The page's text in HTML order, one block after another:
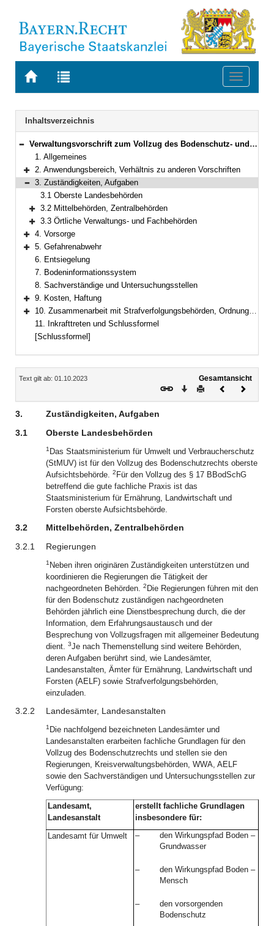
Zur
BAYERN.RECHT
Zur
letzten
Suche
Toggle
Navigation
Inhaltsverzeichnis
Bereich reduzieren
Verwaltungsvorschrift zum Vollzug des Bodenschutz- und Altlastenrechts in Bayern
1. Allgemeines
Bereich erweitern
2. Anwendungsbereich, Verhältnis zu anderen Vorschriften
Bereich reduzieren
3. Zuständigkeiten, Aufgaben
3.1 Oberste Landesbehörden
Bereich erweitern
3.2 Mittelbehörden, Zentralbehörden
Bereich erweitern
3.3 Örtliche Verwaltungs- und Fachbehörden
Bereich erweitern
4. Vorsorge
Bereich erweitern
5. Gefahrenabwehr
6. Entsiegelung
7. Bodeninformationssystem
8. Sachverständige und Untersuchungsstellen
Bereich erweitern
9. Kosten, Haftung
Bereich erweitern
10. Zusammenarbeit mit Strafverfolgungsbehörden, Ordnungswidrigkeiten
11. Inkrafttreten und Schlussformel
[Schlussformel]
Inhalt
Text gilt ab: 01.10.2023
Gesamtansicht
Download
DruckenVorheriges
3.
Zuständigkeiten, Aufgaben
3.1
Oberste Landesbehörden
1 Das Staatsministerium für Umwelt und Verbraucherschutz
(StMUV) ist für den Vollzug des Bodenschutzrechts oberste
Aufsichtsbehörde. 2 Für den Vollzug des § 17 BBodSchG
betreffend die gute fachliche Praxis ist das
Staatsministerium für Ernährung, Landwirtschaft und
Forsten oberste Aufsichtsbehörde.
3.2
Mittelbehörden, Zentralbehörden
3.2.1
Regierungen
1 Neben ihren originären Zuständigkeiten unterstützen und
koordinieren die Regierungen die Tätigkeit der
nachgeordneten Behörden. 2 Die Regierungen führen mit den
für den Bodenschutz zuständigen nachgeordneten
Behörden jährlich eine Dienstbesprechung durch, die der
Information, dem Erfahrungsaustausch und der
Besprechung von Vollzugsfragen mit allgemeiner Bedeutung
dient. 3Je nach Themenstellung sind weitere Behörden,
deren Aufgaben berührt sind, wie Landesämter,
Landesanstalten, Ämter für Ernährung, Landwirtschaft und
Forsten (AELF) sowie Strafverfolgungsbehörden,
einzuladen.
3.2.2 Landesämter, Landesanstalten
1 Die nachfolgend bezeichneten Landesämter und
Landesanstalten erarbeiten fachliche Grundlagen für den
Vollzug des Bodenschutzrechts und stellen sie den
Regierungen, Kreisverwaltungsbehörden, WWA, AELF
sowie den Sachverständigen und Untersuchungsstellen zur
Verfügung:
Landesamt,
Landesanstalt
erstellt fachliche Grundlagen
insbesondere für:
Landesamt für Umwelt
–
den Wirkungspfad Boden –
Grundwasser
–
den Wirkungspfad Boden –
Mensch
–
den vorsorgenden
Bodenschutz